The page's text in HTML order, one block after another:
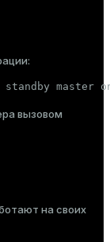
master on
вызовом
на своих